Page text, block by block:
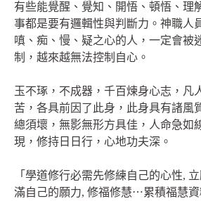
有些能覺醒、覺知、開悟、頓悟、理
事都是要有邏輯性與判斷力。神職人
嗔、痴、慢、疑之心的人，一定會被
制，越來越無法控制自心。
玉不琢，不成器，千百煉身心志，凡
苦，各具前因了此身，此身具有諸風
總須壞，無影無形方具佳，人命急如
現，修持日日行，心地功夫深。
「學道修行必需先修練自己的心性,
滿自己的願力, 修福修慧⋯累積福慧